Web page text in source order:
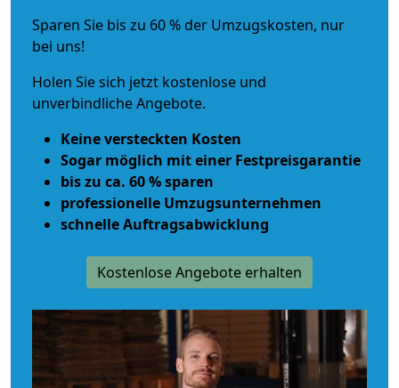
Sparen Sie bis zu 60 % der Umzugskosten, nur
bei uns!
Holen Sie sich jetzt kostenlose und
unverbindliche Angebote.
Keine versteckten Kosten
Sogar möglich mit einer Festpreisgarantie
bis zu ca. 60 % sparen
professionelle Umzugsunternehmen
schnelle Auftragsabwicklung
Kostenlose Angebote erhalten